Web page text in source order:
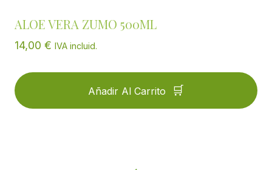
ALOE VERA ZUMO 500ML
14,00 € IVA incluid.
Añadir Al Carrito